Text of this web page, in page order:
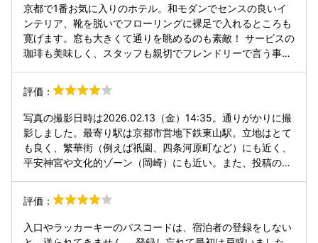
京都で1番お気に入りのホテル。和モダンでセンスの良いイ
ンテリア、靴を脱いでフローリングに裸足で入れるところも
寛げます。窓も大きくて通りを眺めるのも素敵！ サービスの
珈琲も美味しく、スタッフも親切でフレンドリーで言う事ナ
評価：
写真の撮影日時は2026.02.13（金）14:35。通りがかりに撮
影しました。最寄り駅は京都市営地下鉄東山駅。立地はとて
も良く、繁華街（例えば祇園、四条河原町など）にも近く、
平安神宮や文化的ゾーン（岡崎）にも近い。また、投稿の写
てきた。合掌
評価：
入口やラッカーキーのパスコードは、宿泊者の登録をしない